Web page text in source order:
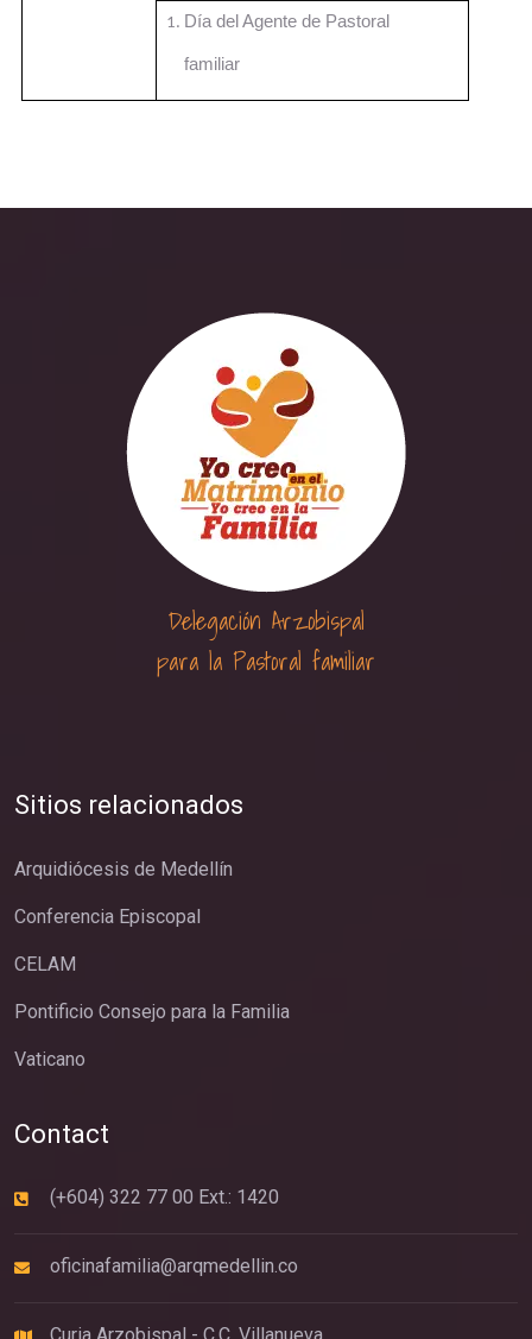
Día del Agente de Pastoral
familiar
Delegación Arzobispal
para la Pastoral familiar
Sitios relacionados
Arquidiócesis de Medellín
Conferencia Episcopal
CELAM
Pontificio Consejo para la Familia
Vaticano
Contact
(+604) 322 77 00 Ext.: 1420
oficinafamilia@arqmedellin.co